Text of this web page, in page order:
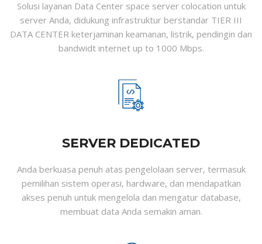
Solusi layanan Data Center space server colocation untuk
server Anda, didukung infrastruktur berstandar TIER III
DATA CENTER keterjaminan keamanan, listrik, pendingin dan
bandwidt internet up to 1000 Mbps.
SERVER DEDICATED
Anda berkuasa penuh atas pengelolaan server, termasuk
pemilihan sistem operasi, hardware, dan mendapatkan
akses penuh untuk mengelola dan mengatur database,
membuat data Anda semakin aman.